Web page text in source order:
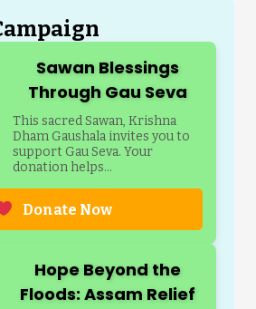
Sawan Blessings
Through Gau Seva
This sacred Sawan, Krishna
Dham Gaushala invites you to
support Gau Seva. Your
donation helps...
Donate Now
Hope Beyond the
Floods: Assam Relief